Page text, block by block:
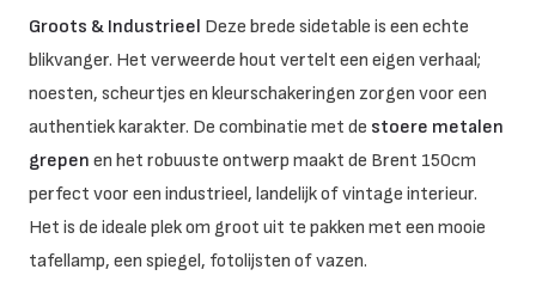
Groots & Industrieel Deze brede sidetable is een echte
blikvanger. Het verweerde hout vertelt een eigen verhaal;
noesten, scheurtjes en kleurschakeringen zorgen voor een
authentiek karakter. De combinatie met de stoere metalen
grepen en het robuuste ontwerp maakt de Brent 150cm
perfect voor een industrieel, landelijk of vintage interieur.
Het is de ideale plek om groot uit te pakken met een mooie
tafellamp, een spiegel, fotolijsten of vazen.